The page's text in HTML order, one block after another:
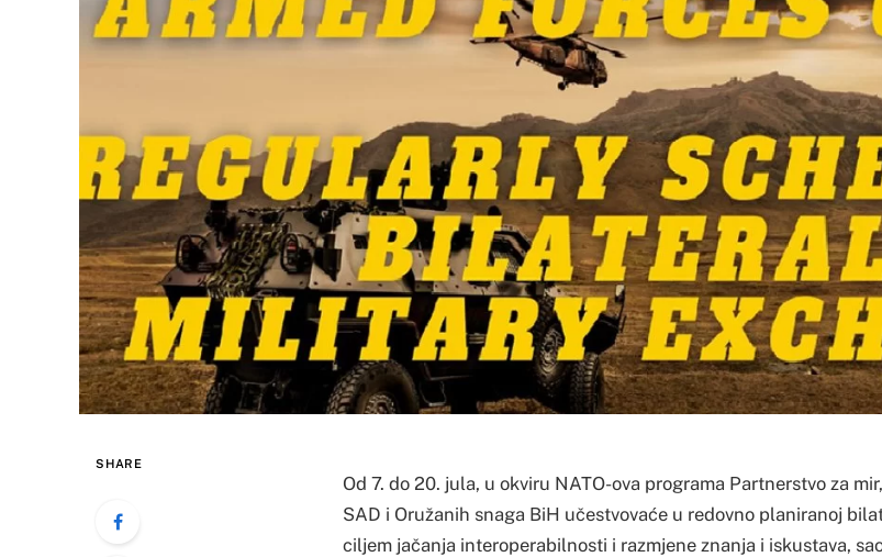
SHARE
Od 7. do 20. jula, u okviru NATO-ova programa Partnerstvo za
SAD i Oružanih snaga BiH učestvovaće u redovno planiranoj
ciljem jačanja interoperabilnosti i razmjene znanja i iskustava,